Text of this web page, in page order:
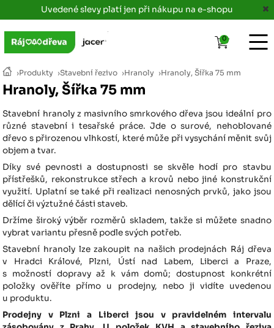
Uvedené slevy platí jen při nákupu na e-shopu
›Produkty ›Stavební řezivo ›Hranoly ›Hranoly, Šířka 75 mm
Hranoly, Šířka 75 mm
Stavební hranoly z masivního smrkového dřeva jsou ideální pro
různé stavební i tesařské práce. Jde o surové, nehoblované
dřevo s přirozenou vlhkostí, které může při vysychání měnit svůj
objem a tvar.
Díky své pevnosti a dostupnosti se skvěle hodí pro stavbu
přístřešků, rekonstrukce střech a krovů nebo jiné konstrukční
využití. Uplatní se také při realizaci nenosných prvků, jako jsou
dělící či výztužné části staveb.
Držíme široký výběr rozměrů skladem, takže si můžete snadno
vybrat variantu přesně podle svých potřeb.
Stavební hranoly lze zakoupit na našich prodejnách Ráj dřeva
v Hradci Králové, Plzni, Ústí nad Labem, Liberci a Praze,
s možností dopravy až k vám domů; dostupnost konkrétní
položky ověříte přímo u prodejny, nebo ji vidíte uvedenou
u produktu.
Prodejny v Plzni a Liberci jsou v pravidelném intervalu
0